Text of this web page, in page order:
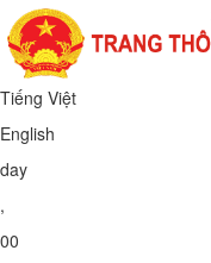
Tiếng Việt
English
day
,
00